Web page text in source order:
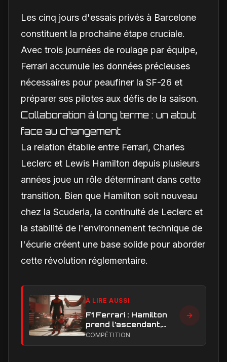
Les cinq jours d'essais privés à Barcelone
constituent la prochaine étape cruciale.
Avec trois journées de roulage par équipe,
Ferrari accumule les données précieuses
nécessaires pour peaufiner la SF-26 et
préparer ses pilotes aux défis de la saison.
Collaboration à long terme : un atout
face au changement
La relation établie entre Ferrari, Charles
Leclerc et Lewis Hamilton depuis plusieurs
années joue un rôle déterminant dans cette
transition. Bien que Hamilton soit nouveau
chez la Scuderia, la continuité de Leclerc et
la stabilité de l'environnement technique de
l'écurie créent une base solide pour aborder
cette révolution réglementaire.
À LIRE AUSSI
F1 Ferrari : Hamilton
prend l’ascendant,
Leclerc sous pression
COMPÉTITION